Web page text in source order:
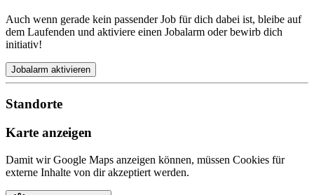
Auch wenn gerade kein passender Job für dich dabei ist, bleibe auf
dem Laufenden und aktiviere einen Jobalarm oder bewirb dich
initiativ!
Jobalarm aktivieren
Standorte
Karte anzeigen
Damit wir Google Maps anzeigen können, müssen Cookies für
externe Inhalte von dir akzeptiert werden.